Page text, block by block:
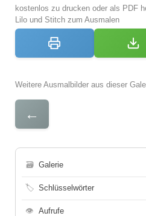
kostenlos zu drucken oder als PDF
Lilo und Stitch zum Ausmalen
Weitere Ausmalbilder aus dieser
←
🗃 Galerie
🏷 Schlüsselwörter
👁 Aufrufe